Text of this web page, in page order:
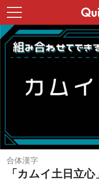
合体漢字
「カムイ土日立